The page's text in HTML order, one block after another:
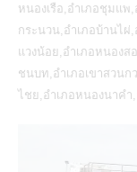
หนองเรือ,อำเภอชุมแพ
กระนวน,อำเภอบ้านไผ่
แวงน้อย,อำเภอหนองส
ชนบท,อำเภอเขาสวนก
ไชย,อำเภอหนองนาคำ,